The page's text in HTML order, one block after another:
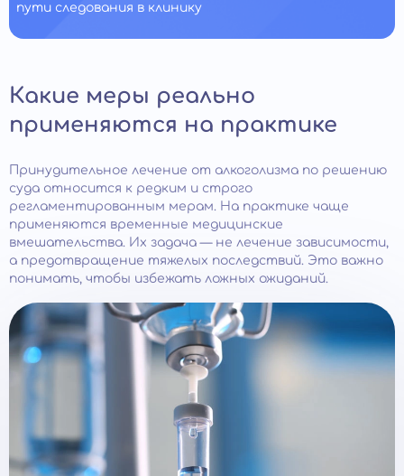
пути следования в клинику
Какие меры реально
применяются на практике
Принудительное лечение от алкоголизма по решению
суда относится к редким и строго
регламентированным мерам. На практике чаще
применяются временные медицинские
вмешательства. Их задача — не лечение зависимости,
а предотвращение тяжелых последствий. Это важно
понимать, чтобы избежать ложных ожиданий.